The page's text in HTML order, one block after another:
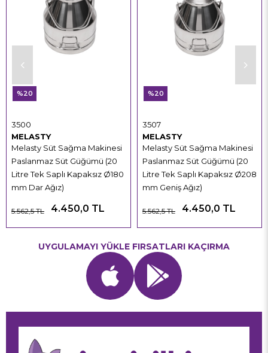
MELASTY
Melasty Süt Sağma Makinesi
Paslanmaz Süt Güğümü (20
Litre Tek Saplı Kapaksız Ø180
mm Dar Ağız)
3500
4.450,0 TL
5.562,5 TL
%20
MELASTY
Melasty Süt Sağma Makinesi
Paslanmaz Süt Güğümü (20
Litre Tek Saplı Kapaksız Ø208
mm Geniş Ağız)
3507
4.450,0 TL
5.562,5 TL
%20
UYGULAMAYI YÜKLE FIRSATLARI KAÇIRMA